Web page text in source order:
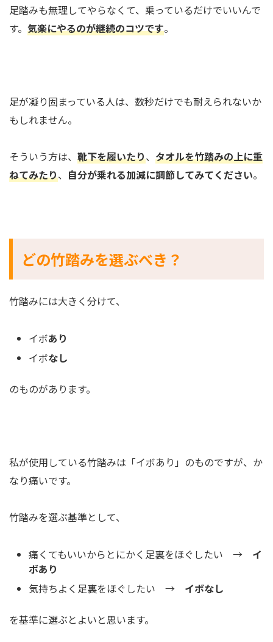
足踏みも無理してやらなくて、乗っているだけでいいんで
す。 気楽にやるのが継続のコツです。
足が凝り固まっている人は、数秒だけでも耐えられないか
もしれません。
そういう方は、 靴下を履いたり、 タオルを竹踏みの上に重
ねてみたり、 自分が乗れる加減に調節してみてください。
どの竹踏みを選ぶべき？
竹踏みには大きく分けて、
イボあり
イボなし
のものがあります。
私が使用している竹踏みは「イボあり」のものですが、か
なり痛いです。
竹踏みを選ぶ基準として、
痛くてもいいからとにかく足裏をほぐしたい → イ
ボあり
気持ちよく足裏をほぐしたい → イボなし
を基準に選ぶとよいと思います。